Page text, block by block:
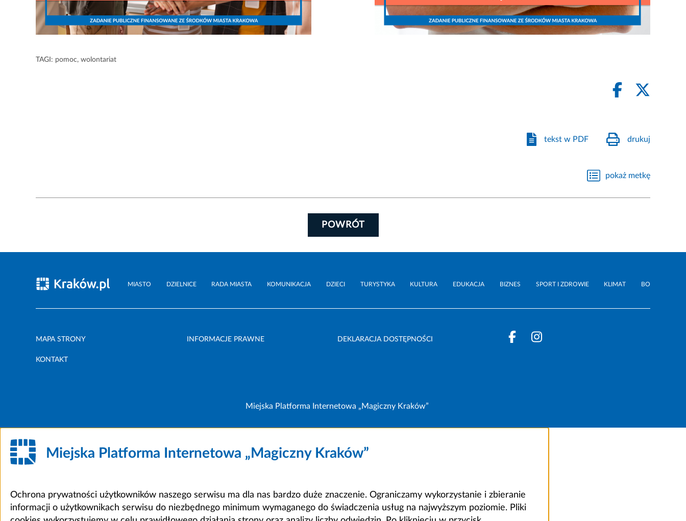
TAGI: pomoc, wolontariat
tekst w PDF drukuj
pokaż metkę
POWRÓT
MIASTO DZIELNICE RADA MIASTA KOMUNIKACJA DZIECI TURYSTYKA KULTURA EDUKACJA BIZNES SPORT I ZDROWIE KLIMAT BO
MAPA STRONY INFORMACJE PRAWNE DEKLARACJA DOSTĘPNOŚCI
KONTAKT
Miejska Platforma Internetowa „Magiczny Kraków”
Miejska Platforma Internetowa „Magiczny Kraków”
Ochrona prywatności użytkowników naszego serwisu ma dla nas bardzo duże znaczenie. Ograniczamy wykorzystanie i zbieranie
informacji o użytkownikach serwisu do niezbędnego minimum wymaganego do świadczenia usług na najwyższym poziomie. Pliki